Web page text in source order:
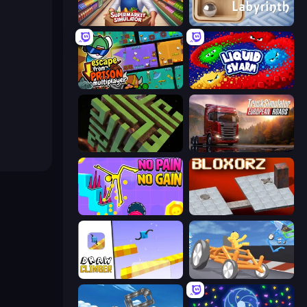
Supermarkt Simulator: Store Manager Classic Labyrinth 3D
Escape From Prison Multiplayer Liquid Swarm
Maze Planet 3D Truck Simulator: European Roads
No Pain No Gain - Ragdoll Sandbox Bloxorz
Draw Climber Draw Crash Race